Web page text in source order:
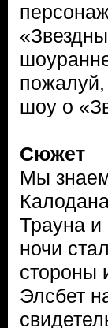
шоу о
Сюжет
Мы знаем
Трауна и
ночи
стороны
Элсбет